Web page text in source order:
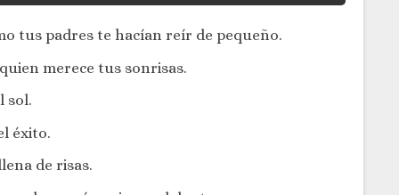
tus padres te hacían reír de pequeño.
merece tus sonrisas.
sol.
éxito.
de risas.